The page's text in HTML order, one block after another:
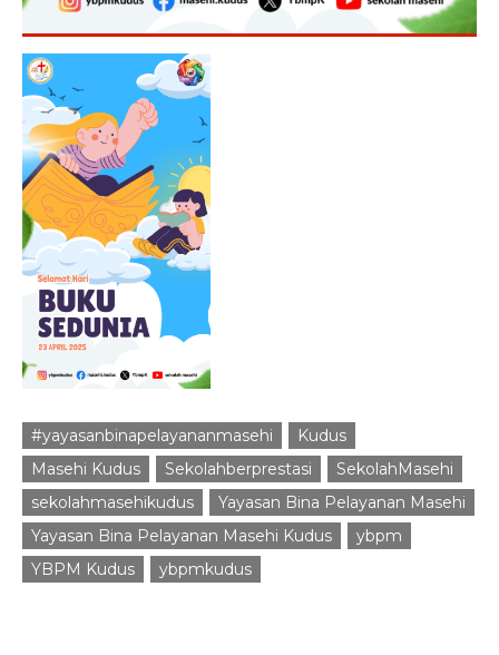
#yayasanbinapelayananmasehi
Kudus
Masehi Kudus
Sekolahberprestasi
SekolahMasehi
sekolahmasehikudus
Yayasan Bina Pelayanan Masehi
Yayasan Bina Pelayanan Masehi Kudus
ybpm
YBPM Kudus
ybpmkudus